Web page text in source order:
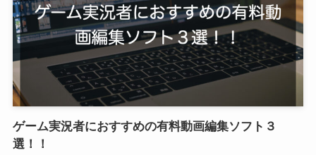
ゲーム実況者におすすめの有料動画編集ソフト３
選！！